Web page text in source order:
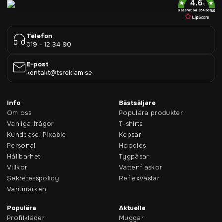
4.6/5
Baserat på 954 betyg
Telefon
019 - 12 34 90
E-post
kontakt@tsreklam.se
Info
Om oss
Vanliga frågor
Kundcase: Pixable
Personal
Hållbarhet
Villkor
Sekretesspolicy
Varumärken
Bästsäljare
Populära produkter
T-shirts
Kepsar
Hoodies
Tygpåsar
Vattenflaskor
Reflexvästar
Populära
Profilkläder
Aktuella
Muggar